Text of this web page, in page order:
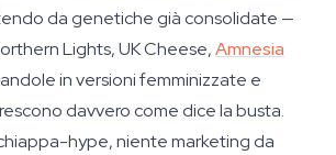
da genetiche già consolidate —
Lights, UK Cheese,Amnesia
in versioni femminizzate e
davvero come dice la busta.
hype, niente marketing da